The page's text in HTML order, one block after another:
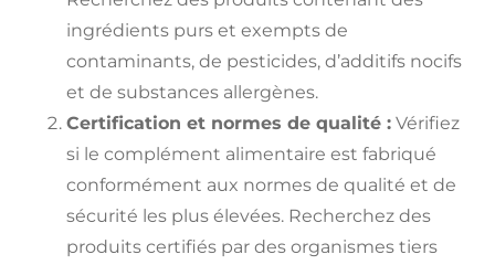
ingrédients purs et exempts de
contaminants, de pesticides, d’additifs nocifs
et de substances allergènes.
Certification et normes de qualité : Vérifiez
si le complément alimentaire est fabriqué
conformément aux normes de qualité et de
sécurité les plus élevées. Recherchez des
produits certifiés par des organismes tiers